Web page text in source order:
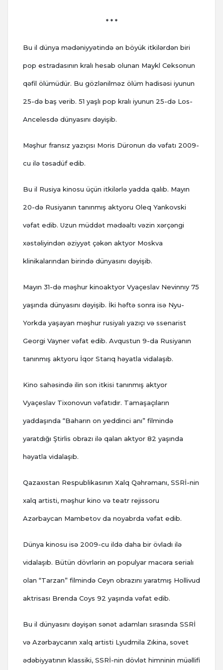
* * *
Bu il dünya mədəniyyətində ən böyük itkilərdən biri
pop estradasının kralı hesab olunan Maykl Ceksonun
qəfil ölümüdür. Bu gözlənilməz ölüm hadisəsi iyunun
25-də baş verib. 51 yaşlı pop kralı iyunun 25-də Los-
Ancelesdə dünyasını dəyişib.
Məşhur fransız yazıçısı Moris Düronun də vəfatı 2009-
cu ilə təsadüf edib.
Bu il Rusiya kinosu üçün itkilərlə yadda qalıb. Mayın
20-də Rusiyanın tanınmış aktyoru Oleq Yankovski
vəfat edib. Uzun müddət mədəaltı vəzin xərçəngi
xəstəliyindən əziyyət çəkən aktyor Moskva
klinikalarından birində dünyasını dəyişib.
Mayın 31-də məşhur kinoaktyor Vyaçeslav Nevinnıy 75
yaşında dünyasını dəyişib. İki həftə sonra isə Nyu-
Yorkda yaşayan məşhur rusiyalı yazıçı və ssenarist
Georgi Vayner vəfat edib. Avqustun 9-da Rusiyanın
tanınmış aktyoru İqor Starıq həyatla vidalaşıb.
Kino sahəsində ilin son itkisi tanınmış aktyor
Vyaçeslav Tixonovun vəfatıdır. Tamaşaçıların
yaddaşında “Baharın on yeddinci anı” filmində
yaratdığı Ştirlis obrazı ilə qalan aktyor 82 yaşında
həyatla vidalaşıb.
Qazaxıstan Respublikasının Xalq Qəhrəmanı, SSRİ-nin
xalq artisti, məşhur kino və teatr rejissoru
Azərbaycan Mambetov da noyabrda vəfat edib.
Dünya kinosu isə 2009-cu ildə daha bir övladı ilə
vidalaşıb. Bütün dövrlərin ən populyar macəra serialı
olan “Tarzan” filmində Ceyn obrazını yaratmış Hollivud
aktrisası Brenda Coys 92 yaşında vəfat edib.
Bu il dünyasını dəyişən sənət adamları sırasında SSRİ
və Azərbaycanın xalq artisti Lyudmila Zıkina, sovet
ədəbiyyatının klassiki, SSRİ-nin dövlət himninin müəllifi